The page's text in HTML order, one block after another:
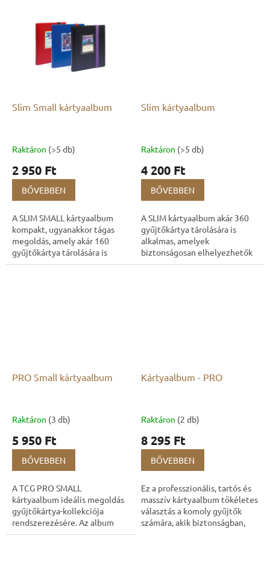
Slim Small kártyaalbum
Raktáron (>5 db)
2 950 Ft
BŐVEBBEN
A SLIM SMALL kártyaalbum
kompakt, ugyanakkor tágas
megoldás, amely akár 160
gyűjtőkártya tárolására is
alkalmas. Praktikus és jól
Slim kártyaalbum
Raktáron (>5 db)
4 200 Ft
BŐVEBBEN
A SLIM kártyaalbum akár 360
gyűjtőkártya tárolására is
alkalmas, amelyek
biztonságosan elhelyezhetők
a 20 beépített oldalon
PRO Small kártyaalbum
Raktáron (3 db)
5 950 Ft
BŐVEBBEN
A TCG PRO SMALL
kártyaalbum ideális megoldás
gyűjtőkártya-kollekciója
rendszerezésére. Az album
akár 160 gyűjtőkártya
Kártyaalbum - PRO
Raktáron (2 db)
8 295 Ft
BŐVEBBEN
Ez a professzionális, tartós és
masszív kártyaalbum tökéletes
választás a komoly gyűjtők
számára, akik biztonságban,